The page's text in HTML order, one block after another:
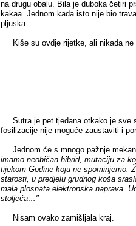
na drugu obalu. Bila je duboka četiri
kakaa. Jednom kada isto nije bio
pljuska.
Kiše su ovdje rijetke, ali nikada ne
Sutra je pet tjedana otkako je sve
fosilizacije nije moguće zaustaviti i
Jednom će s mnogo pažnje
imamo neobičan hibrid, mutaciju za
tijekom Godine koju ne spominjemo.
starosti, u predjelu grudnog koša
mala plosnata elektronska naprava.
stoljeća…"
Nisam ovako zamišljala kraj.